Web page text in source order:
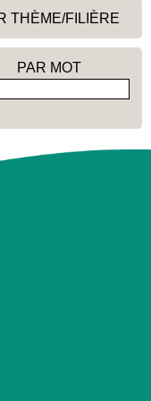
THÈME/FILIÈRE
PAR MOT